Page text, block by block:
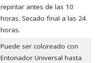
repintar antes de las 10
horas. Secado final a las 24
horas.
Puede ser coloreado con
Entonador Universal hasta